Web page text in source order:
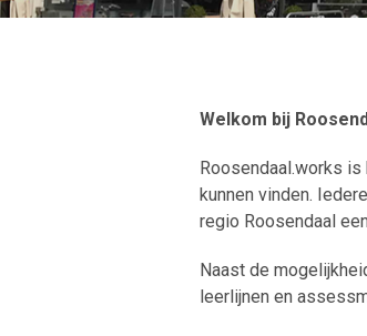
Welkom bij
Roosendaal.works
kunnen vinden.
regio Roosendaal
Naast de
leerlijnen en